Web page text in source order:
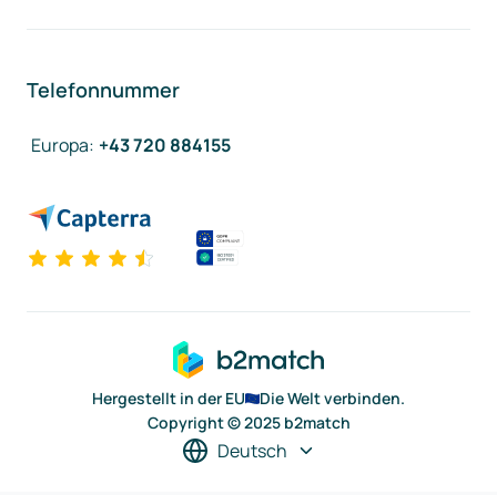
Telefonnummer
Europa: +43 720 884155
Hergestellt in der EU
Die Welt verbinden.
Copyright © 2025 b2match
Deutsch